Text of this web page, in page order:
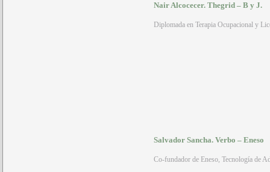
Nair Alcocecer. Thegrid – B y J.
Diplomada en Terapia Ocupacional y
Salvador Sancha. Verbo – Eneso
Co-fundador de Eneso, Tecnología de